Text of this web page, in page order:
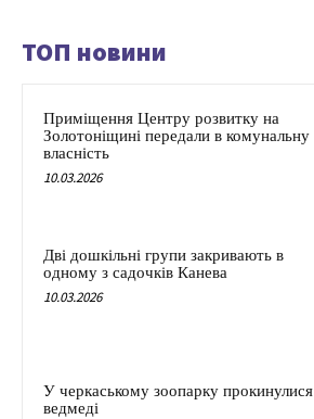
ТОП новини
Приміщення Центру розвитку на
Золотоніщині передали в комунальну
власність
10.03.2026
Дві дошкільні групи закривають в
одному з садочків Канева
10.03.2026
У черкаському зоопарку прокинулися
ведмеді